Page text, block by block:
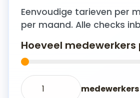
Eenvoudige tarieven per
per maand. Alle checks
Hoeveel medewerkers